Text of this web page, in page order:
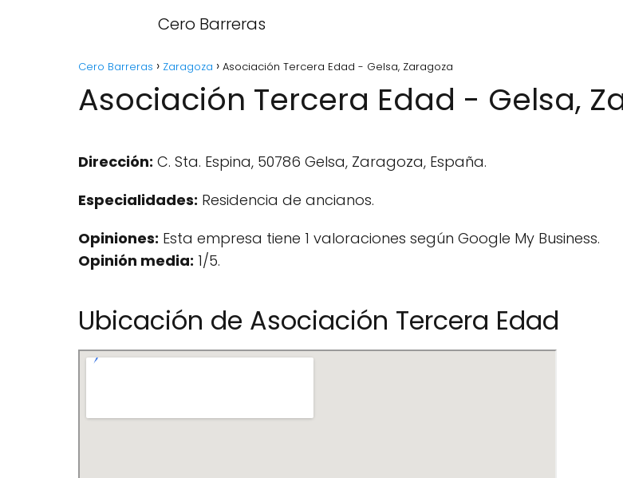
Cero Barreras
Cero Barreras Zaragoza Asociación Tercera Edad - Gelsa, Zaragoza
Asociación Tercera Edad - Gelsa,
Dirección: C. Sta. Espina, 50786 Gelsa, Zaragoza, España.
Especialidades: Residencia de ancianos.
Opiniones: Esta empresa tiene 1 valoraciones según Google My Business.
Opinión media: 1/5.
Ubicación de Asociación Tercera Edad